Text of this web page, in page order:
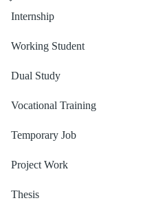
Internship
Working Student
Dual Study
Vocational Training
Temporary Job
Project Work
Thesis